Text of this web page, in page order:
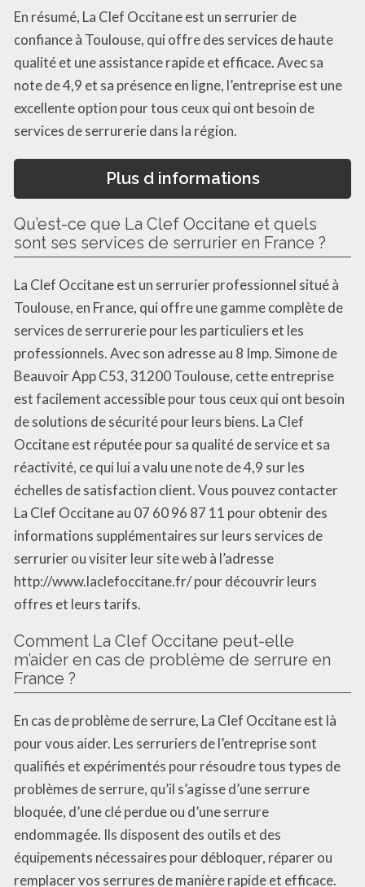
En résumé, La Clef Occitane est un serrurier de
confiance à Toulouse, qui offre des services de haute
qualité et une assistance rapide et efficace. Avec sa
note de 4,9 et sa présence en ligne, l’entreprise est une
excellente option pour tous ceux qui ont besoin de
services de serrurerie dans la région.
Plus d informations
Qu’est-ce que La Clef Occitane et quels
sont ses services de serrurier en France ?
La Clef Occitane est un serrurier professionnel situé à
Toulouse, en France, qui offre une gamme complète de
services de serrurerie pour les particuliers et les
professionnels. Avec son adresse au 8 Imp. Simone de
Beauvoir App C53, 31200 Toulouse, cette entreprise
est facilement accessible pour tous ceux qui ont besoin
de solutions de sécurité pour leurs biens. La Clef
Occitane est réputée pour sa qualité de service et sa
réactivité, ce qui lui a valu une note de 4,9 sur les
échelles de satisfaction client. Vous pouvez contacter
La Clef Occitane au 07 60 96 87 11 pour obtenir des
informations supplémentaires sur leurs services de
serrurier ou visiter leur site web à l’adresse
http://www.laclefoccitane.fr/ pour découvrir leurs
offres et leurs tarifs.
Comment La Clef Occitane peut-elle
m’aider en cas de problème de serrure en
France ?
En cas de problème de serrure, La Clef Occitane est là
pour vous aider. Les serruriers de l’entreprise sont
qualifiés et expérimentés pour résoudre tous types de
problèmes de serrure, qu’il s’agisse d’une serrure
bloquée, d’une clé perdue ou d’une serrure
endommagée. Ils disposent des outils et des
équipements nécessaires pour débloquer, réparer ou
remplacer vos serrures de manière rapide et efficace.